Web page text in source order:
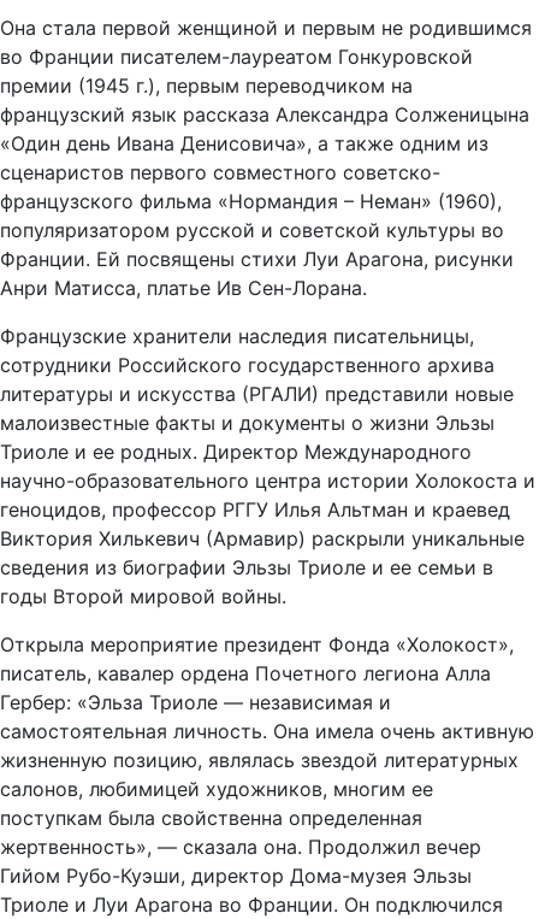
Она стала первой женщиной и первым не родившимся
во Франции писателем-лауреатом Гонкуровской
премии (1945 г.), первым переводчиком на
французский язык рассказа Александра Солженицына
«Один день Ивана Денисовича», а также одним из
сценаристов первого совместного советско-
французского фильма «Нормандия – Неман» (1960),
популяризатором русской и советской культуры во
Франции. Ей посвящены стихи Луи Арагона, рисунки
Анри Матисса, платье Ив Сен-Лорана.
Французские хранители наследия писательницы,
сотрудники Российского государственного архива
литературы и искусства (РГАЛИ) представили новые
малоизвестные факты и документы о жизни Эльзы
Триоле и ее родных. Директор Международного
научно-образовательного центра истории Холокоста и
геноцидов, профессор РГГУ Илья Альтман и краевед
Виктория Хилькевич (Армавир) раскрыли уникальные
сведения из биографии Эльзы Триоле и ее семьи в
годы Второй мировой войны.
Открыла мероприятие президент Фонда «Холокост»,
писатель, кавалер ордена Почетного легиона Алла
Гербер: «Эльза Триоле — независимая и
самостоятельная личность. Она имела очень активную
жизненную позицию, являлась звездой литературных
салонов, любимицей художников, многим ее
поступкам была свойственна определенная
жертвенность», — сказала она. Продолжил вечер
Гийом Рубо-Куэши, директор Дома-музея Эльзы
Триоле и Луи Арагона во Франции. Он подключился